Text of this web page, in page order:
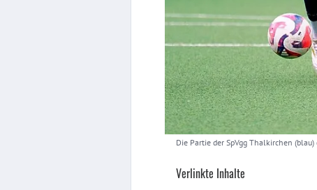
Die Partie der SpVgg Thalkirchen
Verlinkte Inhalte